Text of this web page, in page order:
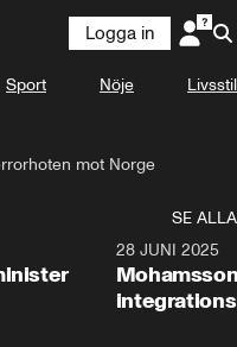
Logga in
Sport Nöje Livsstil
mot Norge
SE ALLA
28 JUNI 2025